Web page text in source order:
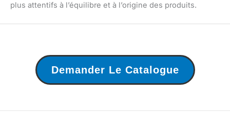
plus attentifs à l’équilibre et à l’origine des produits.
Demander Le Catalogue